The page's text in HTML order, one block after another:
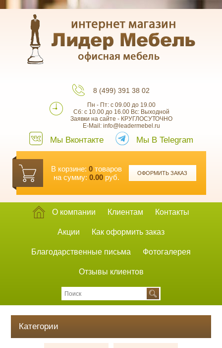
8 (499) 391 38 02
Пн - Пт: с 09.00 до 19.00
Сб: с 10.00 до 16.00 Вс: Выходной
Заявки на сайте - КРУГЛОСУТОЧНО
E-Mail: info@leadermebel.ru
Мы Вконтакте Мы В Telegram
В корзине: 0товаров
на сумму: 0.00 руб. ОФОРМИТЬ ЗАКАЗ
О компании Клиентам Контакты
Акции Как оформить заказ
Благодарственные письма Фотогалерея
Отзывы клиентов
Категории